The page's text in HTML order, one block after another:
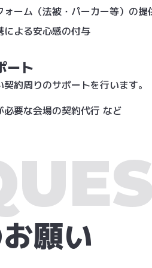
ォーム（法被・パーカー等）の提
による安心感の付与
ート
約周りのサポートを行います。
必要な会場の契約代行 など
願い